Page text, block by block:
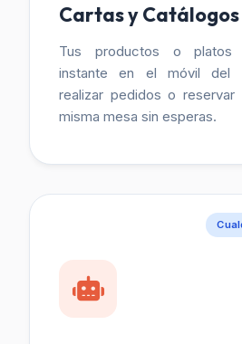
Cartas y Catálogos
Tus productos o platos
instante en el móvil del
realizar pedidos o
misma mesa sin esperas.